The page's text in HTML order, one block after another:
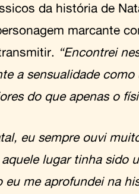
da história de
marcante
“Encontrei
a sensualidade
do que apenas o
eu sempre ouvi
lugar tinha sido
eu me aprofundei na